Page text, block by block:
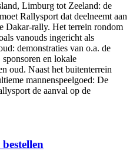
Limburg tot Zeeland: de
Rallysport dat deelneemt aan
Dakar-rally. Het terrein rondom
vanouds ingericht als
demonstraties van o.a. de
en lokale
oud. Naast het buitenterrein
mannenspeelgoed: De
de aanval op de